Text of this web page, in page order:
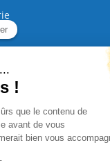
|
Paiement sécurisé |